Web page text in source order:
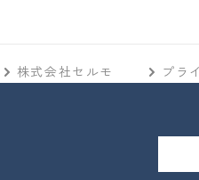
株式会社セルモ プラ